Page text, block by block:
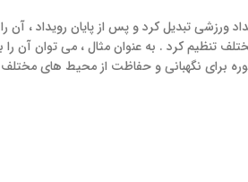
تنظیم کرد . به عنوان مثال ، می‌ توان
برای نگهبانی و حفاظت از محیط‌ های